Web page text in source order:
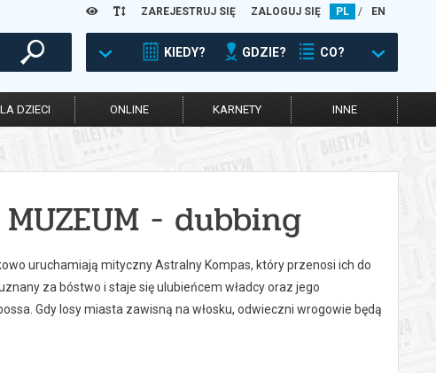
ZAREJESTRUJ SIĘ ZALOGUJ SIĘ PL / EN
KIEDY? GDZIE? CO?
DZIECI ONLINE KARNETY INNE
MUZEUM - dubbing
uruchamiają mityczny Astralny Kompas, który przenosi ich do
za bóstwo i staje się ulubieńcem władcy oraz jego
Gdy losy miasta zawisną na włosku, odwieczni wrogowie będą